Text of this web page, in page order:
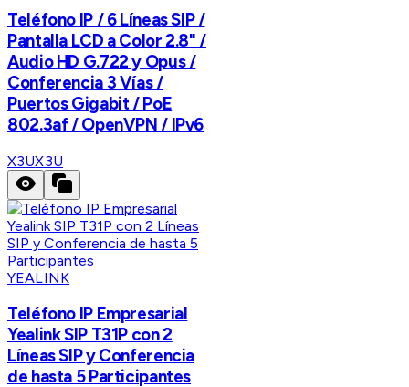
Teléfono IP / 6 Líneas SIP /
Pantalla LCD a Color 2.8" /
Audio HD G.722 y Opus /
Conferencia 3 Vías /
Puertos Gigabit / PoE
802.3af / OpenVPN / IPv6
X3UX3U
YEALINK
Teléfono IP Empresarial
Yealink SIP T31P con 2
Líneas SIP y Conferencia
de hasta 5 Participantes